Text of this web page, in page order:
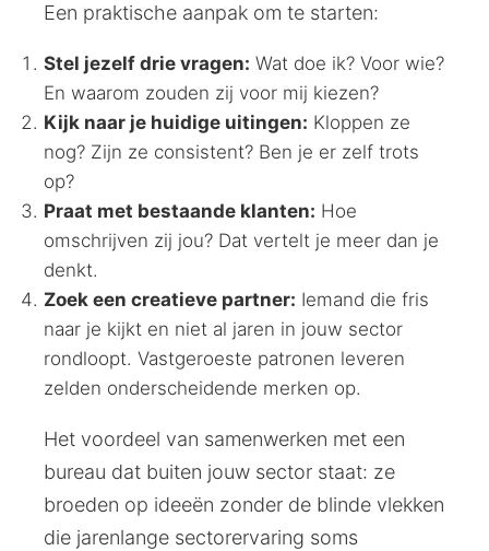
Een praktische aanpak om te starten:
Stel jezelf drie vragen: Wat doe ik? Voor wie?
En waarom zouden zij voor mij kiezen?
Kijk naar je huidige uitingen: Kloppen ze
nog? Zijn ze consistent? Ben je er zelf trots
op?
Praat met bestaande klanten: Hoe
omschrijven zij jou? Dat vertelt je meer dan je
denkt.
Zoek een creatieve partner: Iemand die fris
naar je kijkt en niet al jaren in jouw sector
rondloopt. Vastgeroeste patronen leveren
zelden onderscheidende merken op.
Het voordeel van samenwerken met een
bureau dat buiten jouw sector staat: ze
broeden op ideeën zonder de blinde vlekken
die jarenlange sectorervaring soms